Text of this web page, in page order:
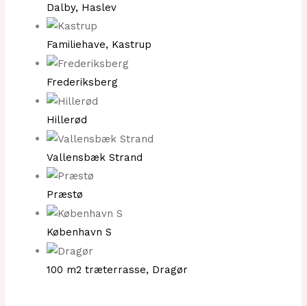
Dalby, Haslev
Familiehave, Kastrup
Frederiksberg
Hillerød
Vallensbæk Strand
Præstø
København S
100 m2 træterrasse, Dragør